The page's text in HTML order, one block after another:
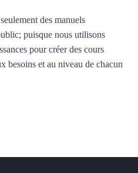
des manuels
puisque nous utilisons
pour créer des cours
besoins et au niveau de chacun